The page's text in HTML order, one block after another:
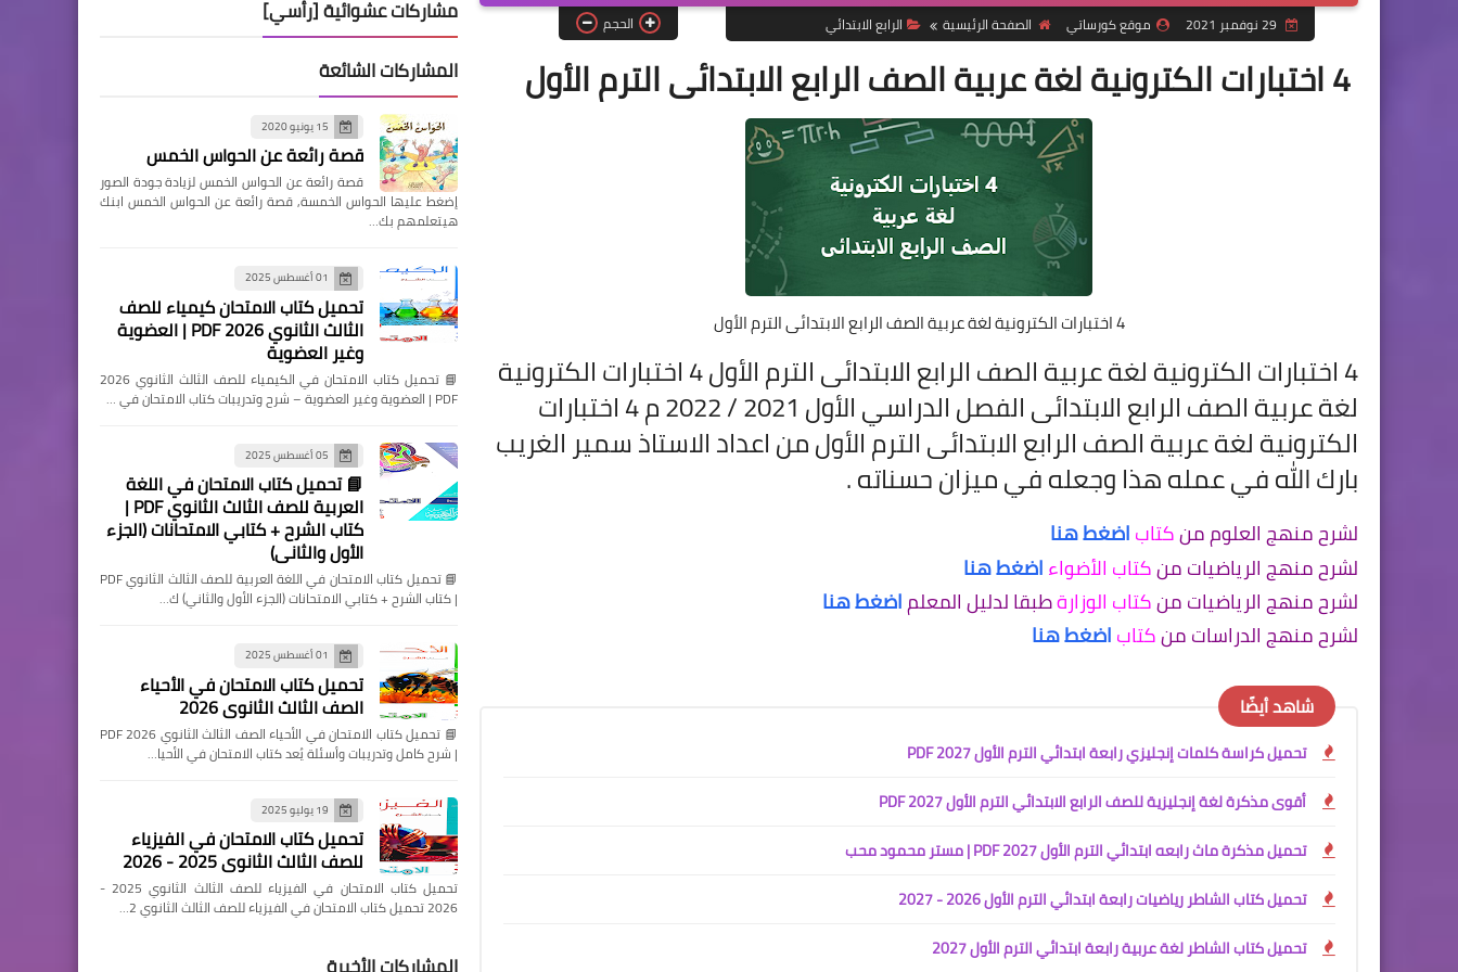
موقع كورساتي الصفحة الرئيسية الرابع الابتدائي الحجم
4 اختبارات الكترونية لغة عربية الصف الرابع الابتدائى الترم الأول
4 اختبارات الكترونية لغة عربية الصف الرابع الابتدائى الترم الأول 4 اختبارات الكترونية
لغة عربية الصف الرابع الابتدائى الفصل الدراسي الأول 2021 / 2022 م 4 اختبارات
الكترونيةلغة عربية الصف الرابع الابتدائى الترم الأول من اعداد الاستاذ سمير الغريب
بارك الله في عمله هذا وجعله في ميزان حسناته .
لشرح منهج العلوم منكتاباضغط هنا
لشرح منهج الرياضيات منكتاب الأضواءاضغط هنا
لشرح منهج الرياضيات منكتاب الوزارةطبقا لدليل المعلماضغط هنا
لشرح منهج الدراسات منكتاباضغط هنا
شاهد أيضًا
تحميل كراسة كلمات إنجليزي رابعة ابتدائي الترم الأول 2027 PDF
أقوى مذكرة لغة إنجليزية للصف الرابع الابتدائي الترم الأول 2027 PDF
تحميل مذكرة ماث رابعه ابتدائي الترم الأول 2027 PDF | مستر محمود محب
تحميل كتاب الشاطر رياضيات رابعة ابتدائي الترم الأول 2026 - 2027
تحميل كتاب الشاطر لغة عربية رابعة ابتدائي الترم الأول 2027
مشاركات عشوائية [رأسي]
المشاركات الشائعة
15 يونيو 2020
قصة رائعة عن الحواس الخمس
قصة رائعة عن الحواس الخمس لزيادة جودة الصور
إضغط عليها الحواس الخمسة, قصة رائعة عن الحواس الخمس ابنك
هيتعلمهم بك…
01 أغسطس 2025
تحميل كتاب الامتحان كيمياء للصف
الثالث الثانوي 2026 PDF | العضوية
وغير العضوية
📘 تحميل كتاب الامتحان في الكيمياء للصف الثالث الثانوي 2026
PDF | العضوية وغير العضوية – شرح وتدريبات كتاب الامتحان في …
05 أغسطس 2025
📘 تحميل كتاب الامتحان في اللغة
العربية للصف الثالث الثانوي PDF |
كتاب الشرح + كتابي الامتحانات (الجزء
الأول والثاني)
📘 تحميل كتاب الامتحان في اللغة العربية للصف الثالث الثانوي PDF
| كتاب الشرح + كتابي الامتحانات (الجزء الأول والثاني) ك…
01 أغسطس 2025
تحميل كتاب الامتحان في الأحياء
الصف الثالث الثانوي 2026
📘 تحميل كتاب الامتحان في الأحياء الصف الثالث الثانوي 2026 PDF
| شرح كامل وتدريبات وأسئلة يُعد كتاب الامتحان في الأحيا…
19 يوليو 2025
تحميل كتاب الامتحان في الفيزياء
للصف الثالث الثانوي 2025 - 2026
تحميل كتاب الامتحان في الفيزياء للصف الثالث الثانوي 2025 -
2026 تحميل كتاب الامتحان في الفيزياء للصف الثالث الثانوي 2…